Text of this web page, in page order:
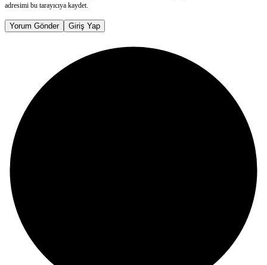
adresimi bu tarayıcıya kaydet.
Yorum Gönder Giriş Yap